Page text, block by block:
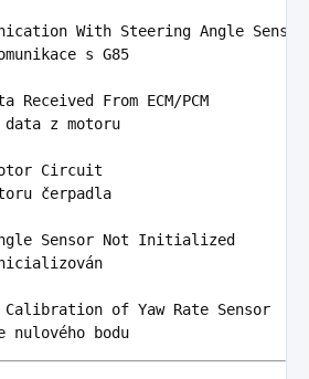
With Steering Angle Sensor
s G85
Received From ECM/PCM
data z motoru
Circuit
čerpadla
Sensor Not
Initialized
án
Calibration of Yaw Rate Sensor
nulového bodu